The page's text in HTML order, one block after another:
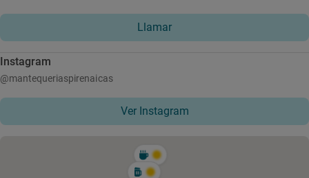
Llamar
Instagram
@mantequeriaspirenaicas
Ver Instagram